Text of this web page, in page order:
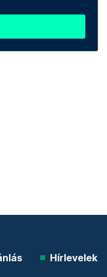
Hírlevelek